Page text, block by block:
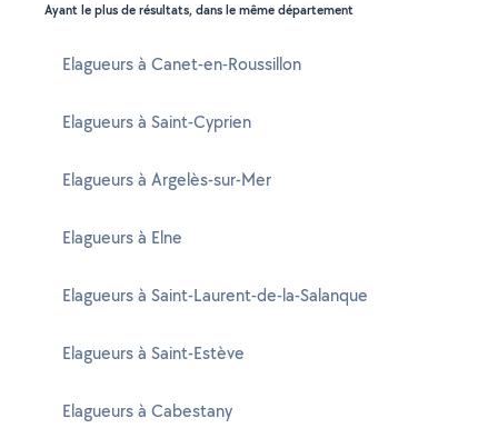
Ayant le plus de résultats, dans le même département
Elagueurs à Canet-en-Roussillon
Elagueurs à Saint-Cyprien
Elagueurs à Argelès-sur-Mer
Elagueurs à Elne
Elagueurs à Saint-Laurent-de-la-Salanque
Elagueurs à Saint-Estève
Elagueurs à Cabestany